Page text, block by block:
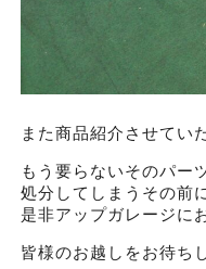
また商品紹介させてい
もう要らないそのパーツ
処分してしまうその前に
是非アップガレージに
皆様のお越しをお待